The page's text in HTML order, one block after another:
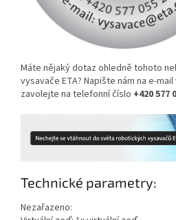
Máte nějaký dotaz ohledně tohoto
vysavače ETA? Napište nám na e-mail
zavolejte na telefonní číslo +420 577
Technické parametry:
Nezařazeno: